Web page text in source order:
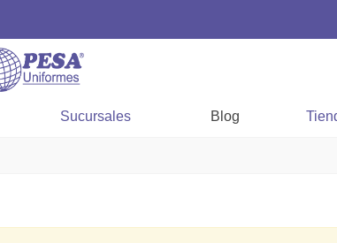
Sucursales Blog